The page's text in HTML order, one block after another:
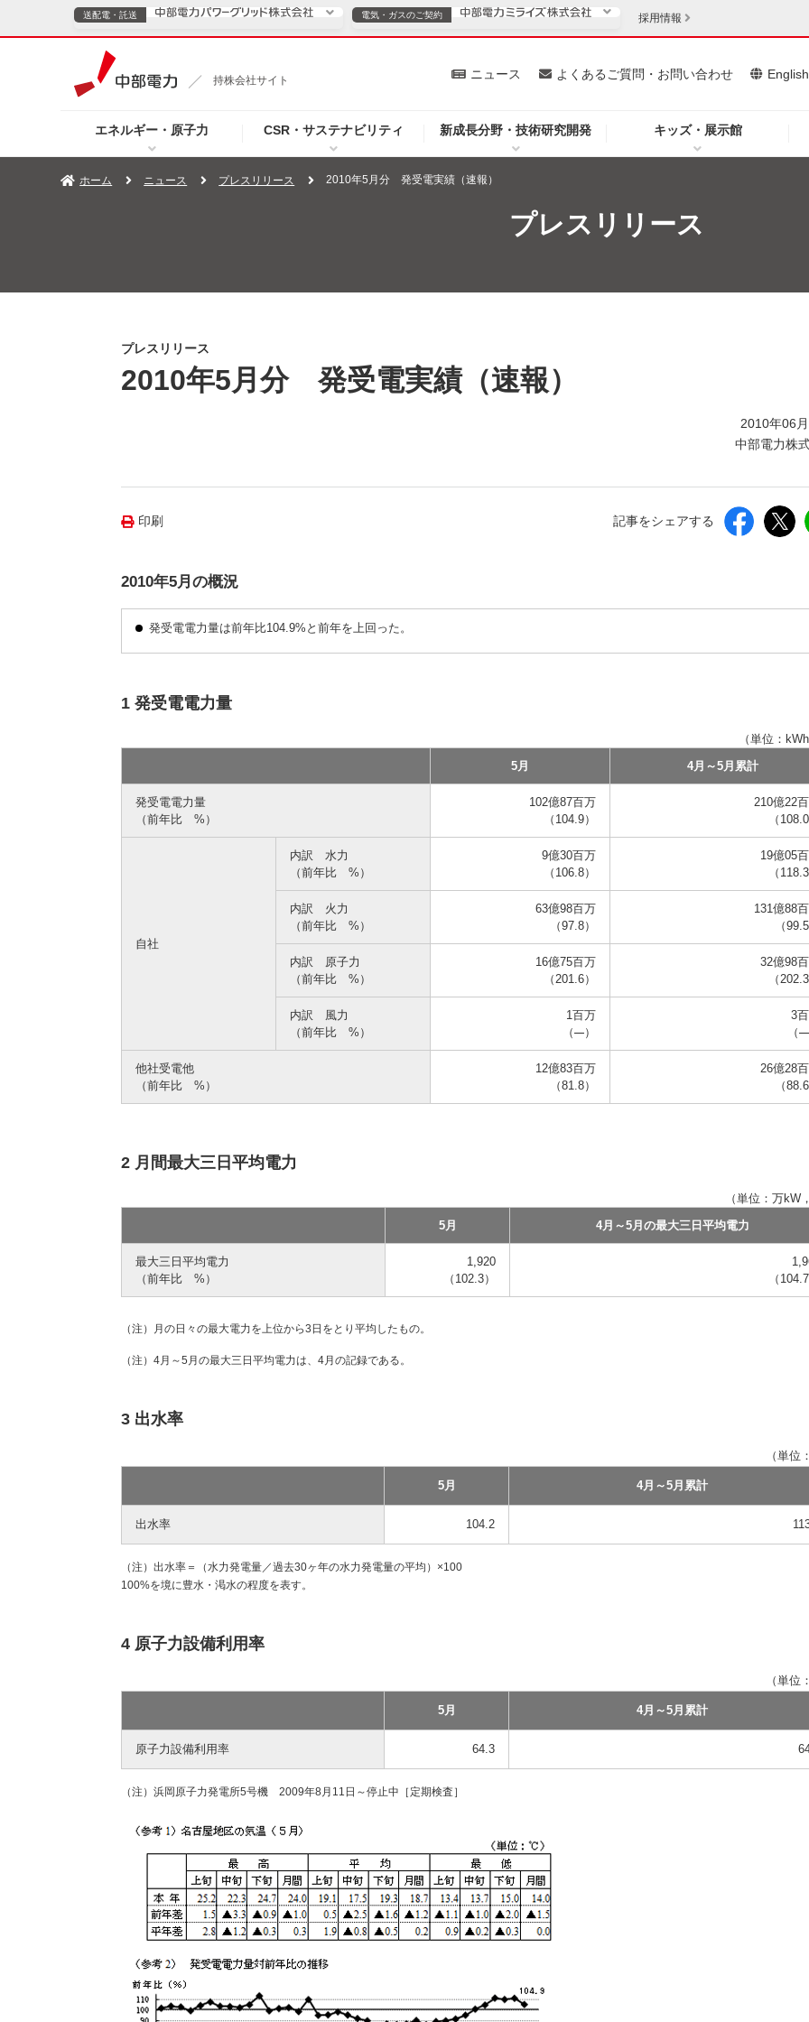
持株会社サイト
エネルギー・原子力 CSR・サステナビリティ 新成長分野・技術研究開発 キッズ・展示館
ニュース よくあるご質問・お問い合わせ English
送配電・託送
TOPページへ ご案内 安定供給
企業情報
電気・ガスのご契約
電気・ガスのご契約
TOPページへ 個人のお客さま 法人のお客さま
採用情報
ホーム ニュース プレスリリース 2010年5月分 発受電実績（速報）
プレスリリース
プレスリリース
2010年5月分 発受電実績（速報）
2010年06
中部電力株
印刷 記事をシェアする
2010年5月の概況
発受電電力量は前年比104.9%と前年を上回った。
1 発受電電力量
（単位：
5月
4月～5月累計
発受電電力量
（前年比 %）
102億87百万
（104.9）
210億22
（
自社
内訳 水力
（前年比 %）
9億30百万
（106.8）
19億05
（
内訳 火力
（前年比 %）
63億98百万
（97.8）
131億88
（
内訳 原子力
（前年比 %）
16億75百万
（201.6）
32億98
（
内訳 風力
（前年比 %）
1百万
（
）
3
（
他社受電他
（前年比 %）
12億83百万
（81.8）
26億28
（
2 月間最大三日平均電力
（単位：万kW
5月
4月～5月の最大三日平均電力
最大三日平均電力
（前年比 %）
1,920
（102.3）
（
（注）月の日々の最大電力を上位から3日をとり平均したもの。
（注）4月～5月の最大三日平均電力は、4月の記録である。
3 出水率
（単位
5月 4月～5月累計
出水率 104.2
（注）出水率＝（水力発電量／過去30ヶ年の水力発電量の平均）×100
100%を境に豊水・渇水の程度を表す。
4 原子力設備利用率
（単位
5月 4月～5月累計
原子力設備利用率 64.3
（注）浜岡原子力発電所5号機 2009年8月11日～停止中［定期検査］